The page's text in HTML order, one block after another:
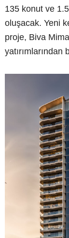
135 konut ve
oluşacak. Yeni
proje, Biva
yatırımlarından